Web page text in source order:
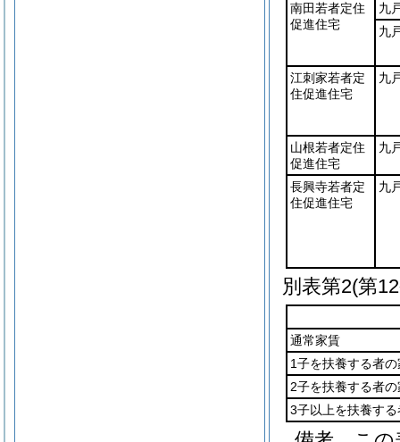
南田若者定住
促進住宅
九
九
江刺家若者定
住促進住宅
九
山根若者定住
促進住宅
九
長興寺若者定
住促進住宅
九
別表第2(第
通常家賃
1子を扶養する者の
2子を扶養する者の
3子以上を扶養す